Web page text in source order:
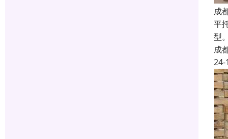
成
平
型
成
24-